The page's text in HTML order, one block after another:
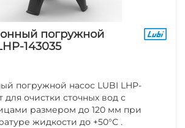
погружной
143035
погружной насос LUBI LHP-
для очистки сточных вод с
размером до 120 мм при
жидкости до +50°С .